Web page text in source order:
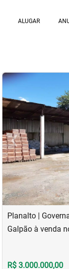
ALUGAR
<<<<
‹Previous
Planalto |
Galpão à venda
R$ 3.000.000,00